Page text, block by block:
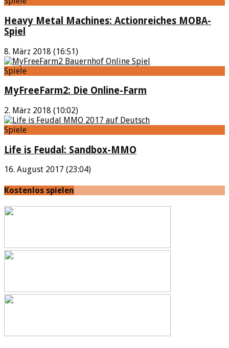
Heavy Metal Machines: Actionreiches MOBA-
Spiel
8. März 2018 (16:51)
Spiele
MyFreeFarm2: Die Online-Farm
2. März 2018 (10:02)
Spiele
Life is Feudal: Sandbox-MMO
16. August 2017 (23:04)
Kostenlos spielen